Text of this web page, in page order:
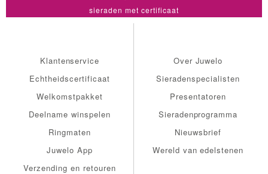
Klantenservice
Echtheidscertificaat
Welkomstpakket
Deelname winspelen
Ringmaten
Juwelo App
Verzending en retouren
Over Juwelo
Sieradenspecialisten
Presentatoren
Sieradenprogramma
Nieuwsbrief
Wereld van edelstenen